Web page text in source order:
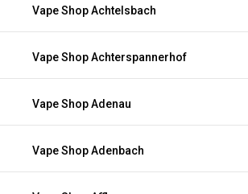
Vape Shop Achtelsbach
Vape Shop Achterspannerhof
Vape Shop Adenau
Vape Shop Adenbach